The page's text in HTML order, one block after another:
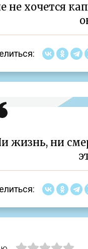
не хочется
жизнь, ни